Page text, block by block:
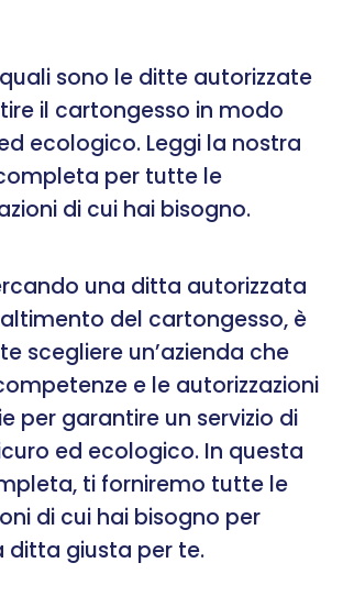
sono le ditte autorizzate
il cartongesso in modo
ecologico. Leggi la nostra
per tutte le
di cui hai bisogno.
una ditta autorizzata
del cartongesso, è
scegliere un’azienda che
e le autorizzazioni
per garantire un servizio di
ed ecologico. In questa
ti forniremo tutte le
di cui hai bisogno per
ditta giusta per te.